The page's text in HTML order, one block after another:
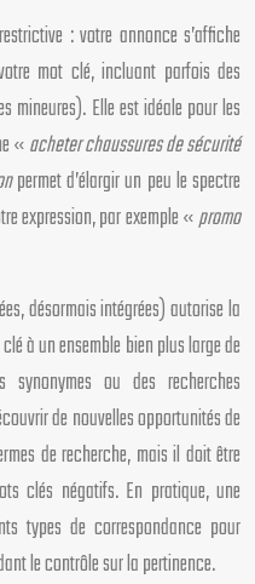
: votre annonce s’affiche
mot clé, incluant parfois des
Elle est idéale pour les
«acheter chaussures de sécurité
permet d’élargir un peu le spectre
expression, par exemple «promo
désormais intégrées) autorise la
à un ensemble bien plus large de
synonymes ou des recherches
de nouvelles opportunités de
de recherche, mais il doit être
clés négatifs. En pratique, une
types de correspondance pour
le contrôle sur la pertinence.